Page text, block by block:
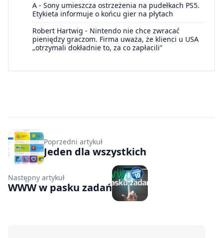
A - Sony umieszcza ostrzeżenia na pudełkach PS5.
Etykieta informuje o końcu gier na płytach
Robert Hartwig - Nintendo nie chce zwracać
pieniędzy graczom. Firma uważa, że klienci u USA
„otrzymali dokładnie to, za co zapłacili”
Poprzedni artykuł
Jeden dla wszystkich
Następny artykuł
WWW w pasku zadań